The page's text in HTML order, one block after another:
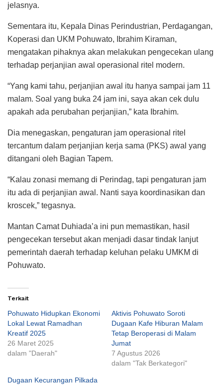
jelasnya.
Sementara itu, Kepala Dinas Perindustrian, Perdagangan,
Koperasi dan UKM Pohuwato, Ibrahim Kiraman,
mengatakan pihaknya akan melakukan pengecekan ulang
terhadap perjanjian awal operasional ritel modern.
“Yang kami tahu, perjanjian awal itu hanya sampai jam 11
malam. Soal yang buka 24 jam ini, saya akan cek dulu
apakah ada perubahan perjanjian,” kata Ibrahim.
Dia menegaskan, pengaturan jam operasional ritel
tercantum dalam perjanjian kerja sama (PKS) awal yang
ditangani oleh Bagian Tapem.
“Kalau zonasi memang di Perindag, tapi pengaturan jam
itu ada di perjanjian awal. Nanti saya koordinasikan dan
kroscek,” tegasnya.
Mantan Camat Duhiada’a ini pun memastikan, hasil
pengecekan tersebut akan menjadi dasar tindak lanjut
pemerintah daerah terhadap keluhan pelaku UMKM di
Pohuwato.
Terkait
Pohuwato Hidupkan Ekonomi
Lokal Lewat Ramadhan
Kreatif 2025
26 Maret 2025
dalam "Daerah"
Aktivis Pohuwato Soroti
Dugaan Kafe Hiburan Malam
Tetap Beroperasi di Malam
Jumat
7 Agustus 2026
dalam "Tak Berkategori"
Dugaan Kecurangan Pilkada